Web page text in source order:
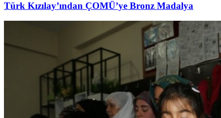
Türk Kızılay’ından ÇOMÜ’ye Bronz Madalya